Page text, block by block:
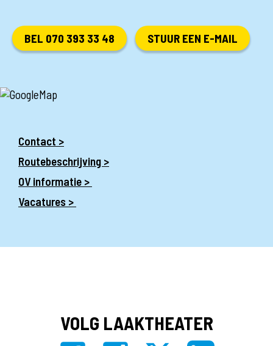
BEL 070 393 33 48 STUUR EEN E-MAIL
Contact >
Routebeschrijving >
OV informatie >
Vacatures >
VOLG LAAKTHEATER